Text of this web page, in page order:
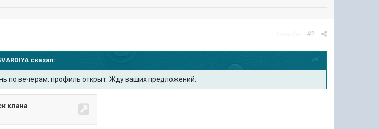
#2
сказал:
по вечерам. профиль открыт. Жду ваших предложений.